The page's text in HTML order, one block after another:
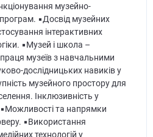
музейно-
програм. ▪️Досвід музейних
інтерактивних
▪️Музей і школа –
музеїв з навчальними
дослідницьких навиків у
музейного простору для
Інклюзивність у
▪️Можливості та напрямки
▪️Використання
технологій у